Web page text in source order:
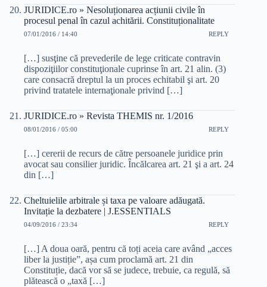
JURIDICE.ro » Nesoluționarea acțiunii civile în
procesul penal în cazul achitării. Constituționalitate
07/01/2016 / 14:40 REPLY
[…] susţine că prevederile de lege criticate contravin
dispoziţiilor constituţionale cuprinse în art. 21 alin. (3)
care consacră dreptul la un proces echitabil şi art. 20
privind tratatele internaţionale privind […]
JURIDICE.ro » Revista THEMIS nr. 1/2016
08/01/2016 / 05:00 REPLY
[…] cererii de recurs de către persoanele juridice prin
avocat sau consilier juridic. Încălcarea art. 21 şi a art. 24
din […]
Cheltuielile arbitrale și taxa pe valoare adăugată.
Invitație la dezbatere | J.ESSENTIALS
04/09/2016 / 23:34 REPLY
[…] A doua oară, pentru că toți aceia care având „acces
liber la justiție”, așa cum proclamă art. 21 din
Constituție, dacă vor să se judece, trebuie, ca regulă, să
plătească o „taxă […]